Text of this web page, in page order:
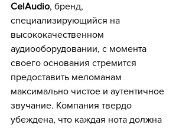
CelAudio, бренд,
специализирующийся на
высококачественном
аудиооборудовании, с момента
своего основания стремится
предоставить меломанам
максимально чистое и аутентичное
звучание. Компания твердо
убеждена, что каждая нота должна